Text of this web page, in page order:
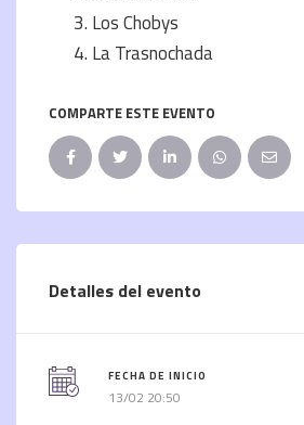
Los Chobys
La Trasnochada
COMPARTE ESTE EVENTO
Detalles del evento
FECHA DE INICIO
13/02 20:50